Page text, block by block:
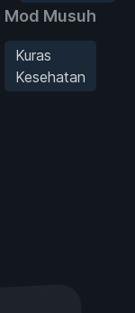
Mod Musuh
Kuras
Kesehatan